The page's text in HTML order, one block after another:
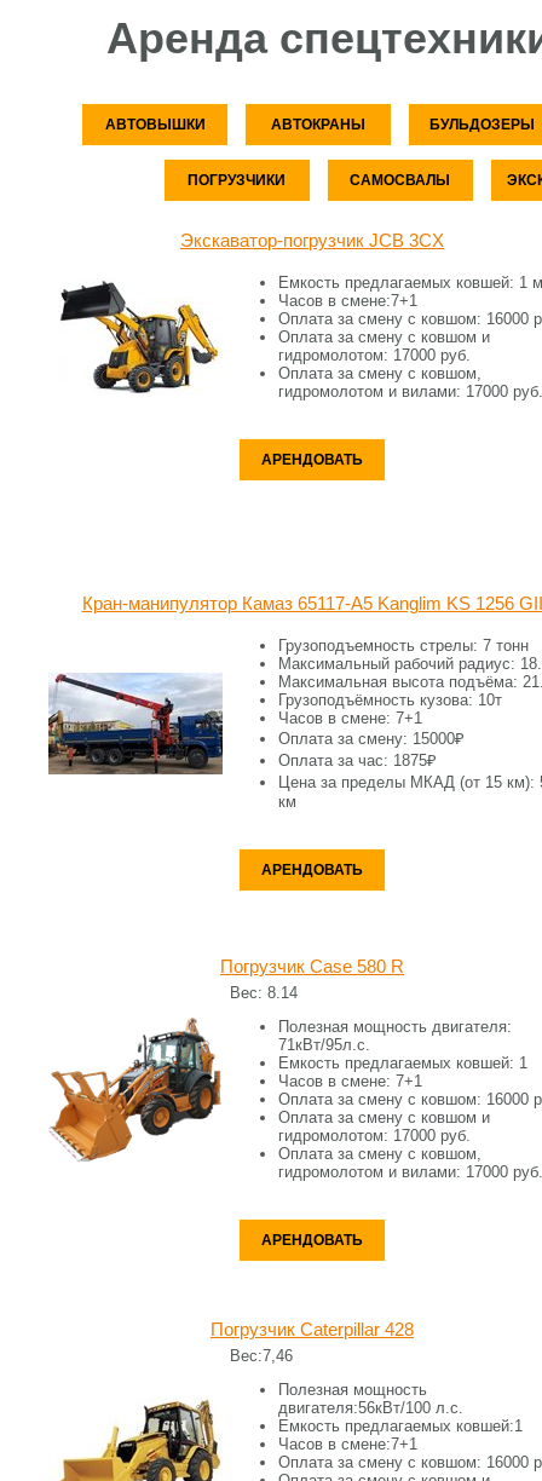
Аренда
АВТОВЫШКИ АВТОКРАНЫ БУЛЬДОЗЕРЫ
ПОГРУЗЧИКИ САМОСВАЛЫ
Экскаватор-погрузчик JCB 3CX
Емкость предлагаемых ковшей: 1
Часов в смене:7+1
Оплата за смену c ковшом: 16000
Оплата за смену c ковшом и
гидромолотом: 17000 руб.
Оплата за смену c ковшом,
гидромолотом и вилами: 17000 руб.
АРЕНДОВАТЬ
Кран-манипулятор Камаз 65117-A5 Kanglim KS 1256 GII
Грузоподъемность стрелы: 7 тонн
Максимальный рабочий радиус:
Максимальная высота подъёма:
Грузоподъёмность кузова: 10т
Часов в смене: 7+1
Оплата за смену: 15000₽
Оплата за час: 1875₽
Цена за пределы МКАД (от 15 км):
км
АРЕНДОВАТЬ
Погрузчик Case 580 R
Вес: 8.14
Полезная мощность двигателя:
71кВт/95л.с.
Емкость предлагаемых ковшей: 1
Часов в смене: 7+1
Оплата за смену c ковшом: 16000
Оплата за смену c ковшом и
гидромолотом: 17000 руб.
Оплата за смену c ковшом,
гидромолотом и вилами: 17000 руб.
АРЕНДОВАТЬ
Погрузчик Caterpillar 428
Вес:7,46
Полезная мощность
двигателя:56кВт/100 л.с.
Емкость предлагаемых ковшей:1
Часов в смене:7+1
Оплата за смену c ковшом: 16000